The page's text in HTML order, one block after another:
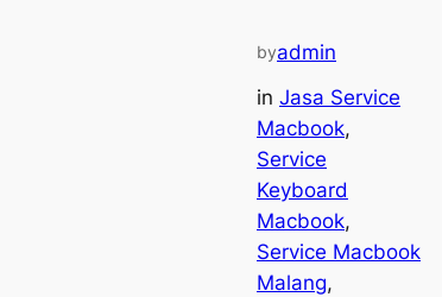
byadmin
in Jasa Service
Macbook
Service
Keyboard
Macbook
Service Macbook
Malang